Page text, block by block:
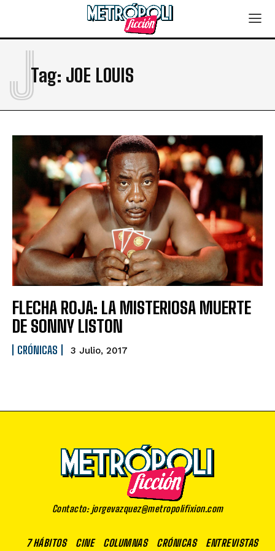
Tag: JOE LOUIS
J
FLECHA ROJA: LA MISTERIOSA MUERTE
DE SONNY LISTON
CRÓNICAS 3 Julio, 2017
Contacto: jorgevazquez@metropolifixion.com
7 HÁBITOS CINE COLUMNAS CRÓNICAS ENTREVISTAS